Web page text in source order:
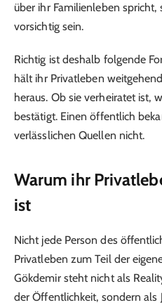
über ihr Familienleben
vorsichtig sein.
Richtig ist deshalb folgende
hält ihr Privatleben
heraus. Ob sie verheiratet ist,
bestätigt. Einen öffentlich
verlässlichen Quellen nicht.
Warum ihr
ist
Nicht jede Person des
Privatleben zum Teil der
Gökdemir steht nicht als
der Öffentlichkeit, sondern als